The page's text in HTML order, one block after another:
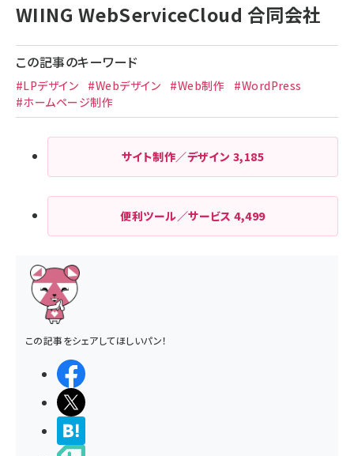
WIING WebServiceCloud 合同会社
この記事のキーワード
#LPデザイン #Webデザイン #Web制作
#WordPress
#ホームページ制作
サイト制作／デザイン 3,185
便利ツール／サービス4,499
この記事をシェアしてほしいパン！